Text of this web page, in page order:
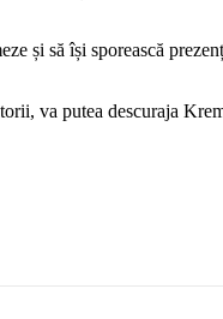
și să își sporească
va putea descuraja